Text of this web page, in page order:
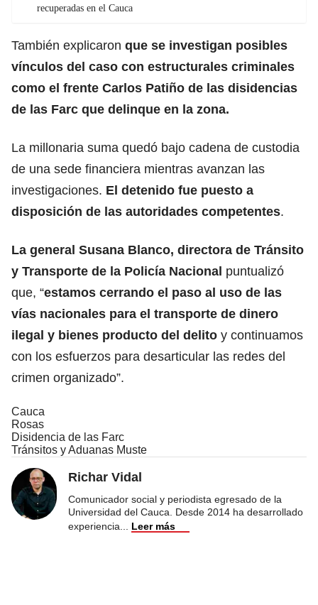
recuperadas en el Cauca
También explicaron que se investigan posibles
vínculos del caso con estructurales criminales
como el frente Carlos Patiño de las disidencias
de las Farc que delinque en la zona.
La millonaria suma quedó bajo cadena de custodia
de una sede financiera mientras avanzan las
investigaciones. El detenido fue puesto a
disposición de las autoridades competentes.
La general Susana Blanco, directora de Tránsito
y Transporte de la Policía Nacional puntualizó
que, “estamos cerrando el paso al uso de las
vías nacionales para el transporte de dinero
ilegal y bienes producto del delito y continuamos
con los esfuerzos para desarticular las redes del
crimen organizado”.
Cauca
Rosas
Disidencia de las Farc
Tránsitos y Aduanas Muste
Richar Vidal
Comunicador social y periodista egresado de la
Universidad del Cauca. Desde 2014 ha desarrollado
experiencia
Leer más